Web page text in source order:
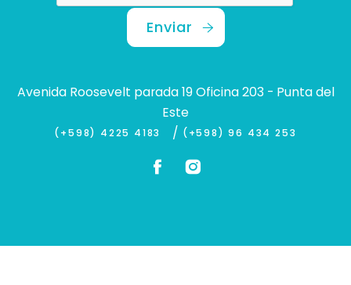
Enviar
Avenida Roosevelt parada 19 Oficina 203 - Punta del
Este
(+598) 4225 4183 / (+598) 96 434 253